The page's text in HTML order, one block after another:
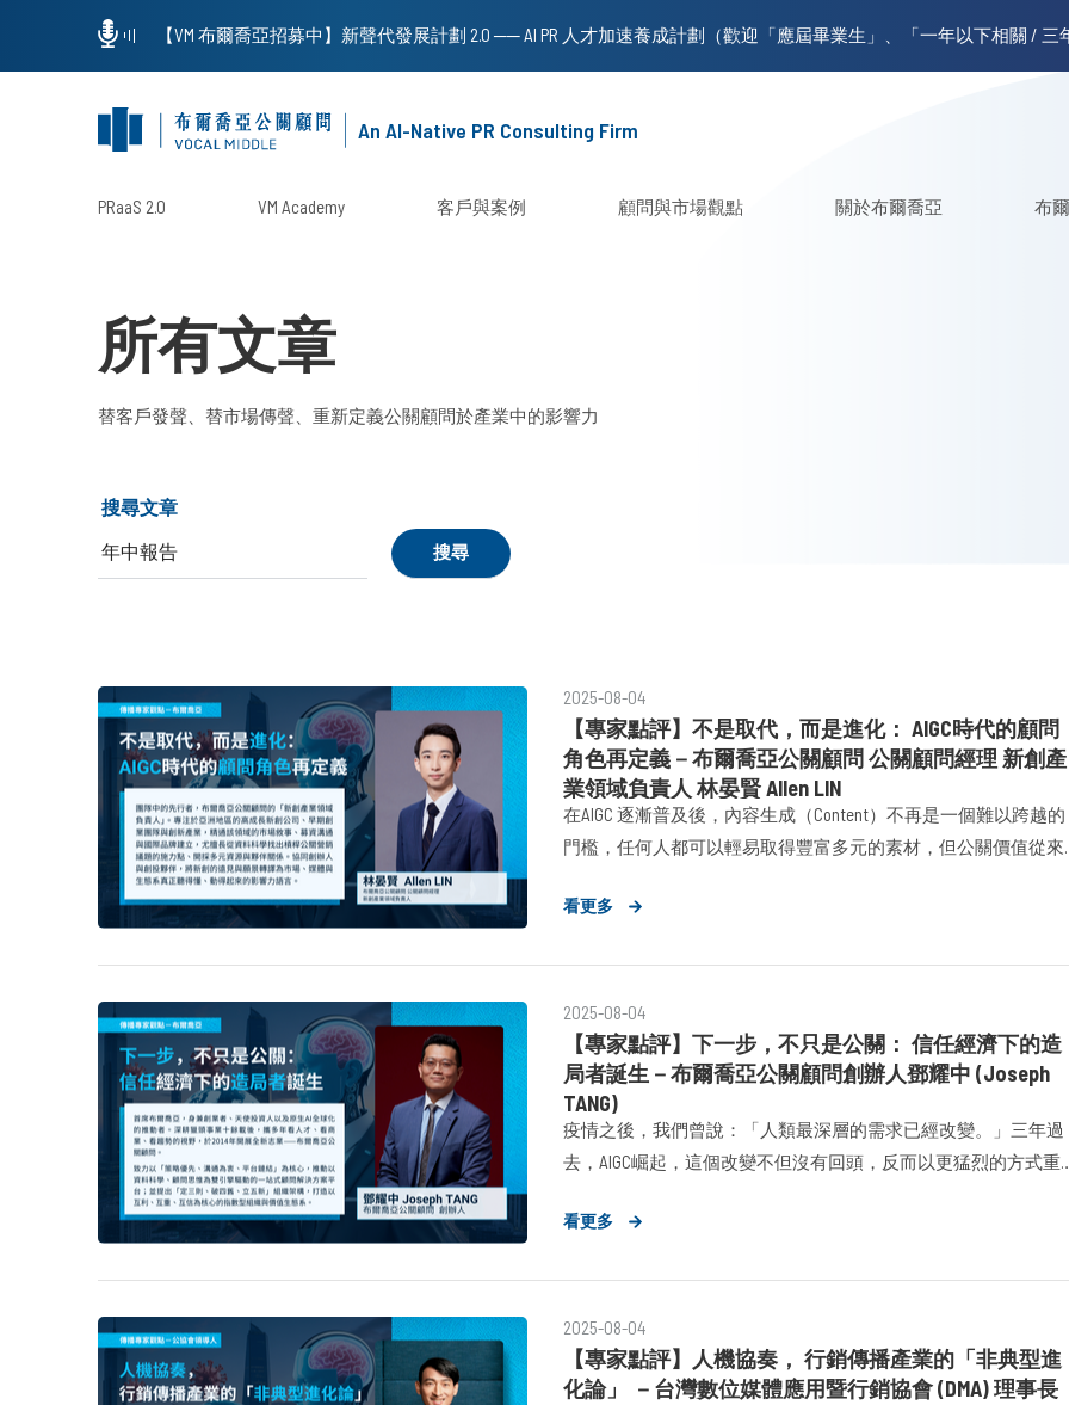
An AI-Native PR Consulting Firm
PRaaS 2.0 VM Academy 客戶與案例 顧問與市場觀點 關於布爾喬亞 布
所有文章
替客戶發聲、替市場傳聲、重新定義公關顧問於產業中的影響力
搜尋文章
2025-08-04
【專家點評】不是取代，而是進化： AIGC時代的顧問
角色再定義－布爾喬亞公關顧問 公關顧問經理 新創產
業領域負責人 林晏賢 Allen LIN
在AIGC 逐漸普及後，內容生成（Content）不再是一個難以跨越的
門檻，任何人都可以輕易取得豐富多元的素材，但公關價值從來
看更多
2025-08-04
【專家點評】下一步，不只是公關： 信任經濟下的造
局者誕生－布爾喬亞公關顧問創辦人鄧耀中 (Joseph
TANG)
疫情之後，我們曾說：「人類最深層的需求已經改變。」三年過
去，AIGC崛起，這個改變不但沒有回頭，反而以更猛烈的方式重
「人」與「價值」。這樣的變化，對我們這一代公關顧問，是挑
看更多
2025-08-04
【專家點評】人機協奏， 行銷傳播產業的「非典型進
化論」 －台灣數位媒體應用暨行銷協會 (DMA) 理事長